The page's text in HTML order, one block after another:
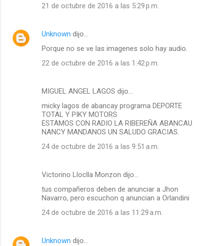
21 de octubre de 2016 a las 5:29 p.m.
Unknown dijo…
Porque no se ve las imagenes solo hay audio.
22 de octubre de 2016 a las 1:42 p.m.
MIGUEL ANGEL LAGOS dijo…
micky lagos de abancay programa DEPORTE
TOTAL Y PIKY MOTORS
ESTAMOS CON RADIO LA RIBEREÑA ABANCAU
NANCY MANDANOS UN SALUDO GRACIAS.
24 de octubre de 2016 a las 9:51 a.m.
Victorino Lloclla Monzon dijo…
tus compañeros deben de anunciar a Jhon
Navarro, pero escuchon q anuncian a Orlandini
24 de octubre de 2016 a las 11:29 a.m.
Unknown dijo…